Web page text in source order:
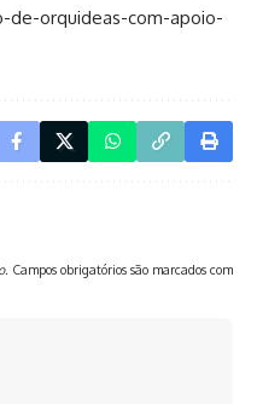
de-orquideas-com-apoio-
Campos obrigatórios são marcados com